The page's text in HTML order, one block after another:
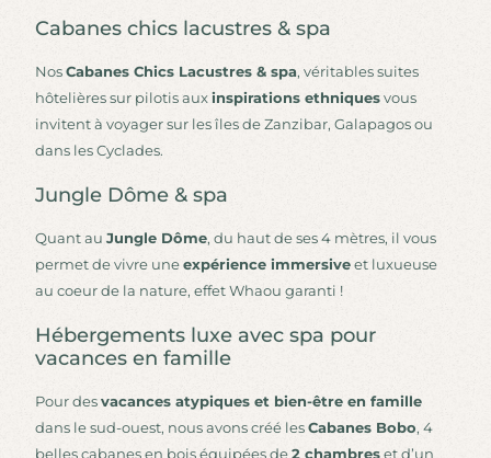
Cabanes chics lacustres & spa
NosCabanes Chics Lacustres & spa, véritables suites
hôtelières sur pilotis auxinspirations ethniquesvous
invitent à voyager sur les îles de Zanzibar, Galapagos ou
dans les Cyclades.
Jungle Dôme & spa
Quant au Jungle Dôme, du haut de ses 4 mètres, il vous
permet de vivre uneexpérience immersiveet luxueuse
au coeur de la nature, effet Whaou garanti !
Hébergements luxe avec spa pour
vacances en famille
Pour desvacances atypiques et bien-être en famille
dans le sud-ouest, nous avons créé lesCabanes Bobo, 4
belles cabanes en bois équipées de2 chambreset d’un